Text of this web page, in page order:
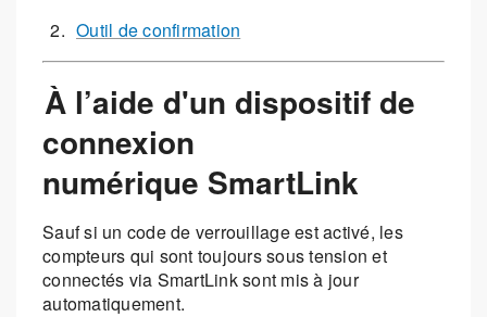
Outil de confirmation
À l’aide d'un dispositif de
connexion
numérique SmartLink
Sauf si un code de verrouillage est activé, les
compteurs qui sont toujours sous tension et
connectés via SmartLink sont mis à jour
automatiquement.